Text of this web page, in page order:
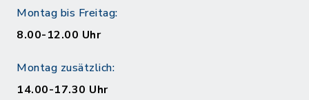
Montag bis Freitag:
8.00-12.00 Uhr
Montag zusätzlich:
14.00-17.30 Uhr